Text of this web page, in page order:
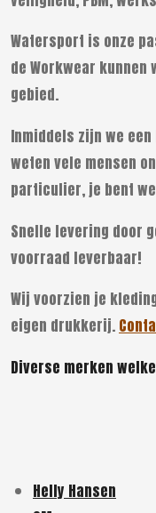
Watersport is onze
de Workwear
gebied.
Inmiddels zijn we
weten vele mensen
particulier, je bent
Snelle levering door
voorraad leverbaar!
Wij voorzien je
eigen drukkerij.
Diverse merken
Helly Hansen